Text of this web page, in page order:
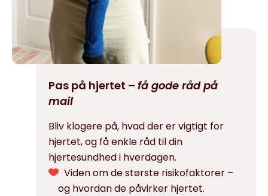
Pas på hjertet – få gode råd på
mail
Bliv klogere på, hvad der er vigtigt for
hjertet, og få enkle råd til din
hjertesundhed i hverdagen.
Viden om de største risikofaktorer –
og hvordan de påvirker hjertet.